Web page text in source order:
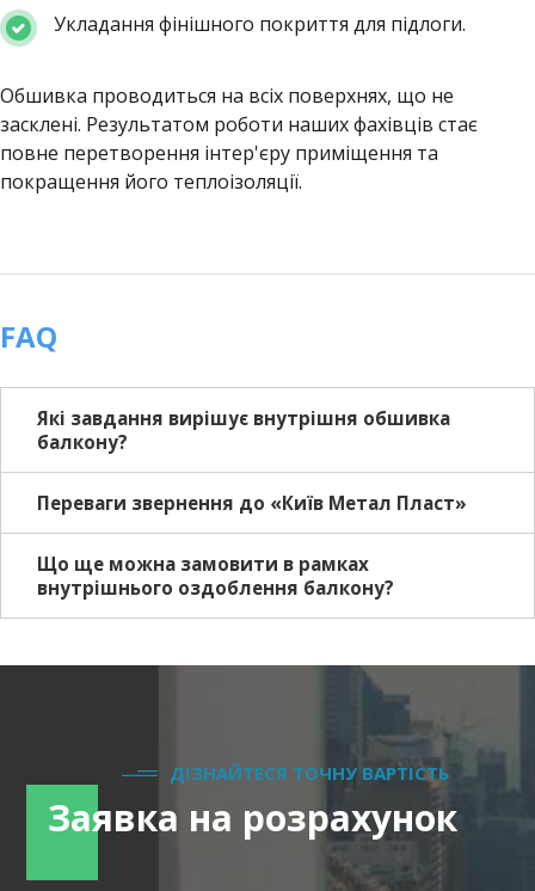
Укладання фінішного покриття для підлоги.
Обшивка проводиться на всіх поверхнях, що не
засклені. Результатом роботи наших фахівців стає
повне перетворення інтер'єру приміщення та
покращення його теплоізоляції.
FAQ
Які завдання вирішує внутрішня обшивка
балкону?
Переваги звернення до «Київ Метал Пласт»
Що ще можна замовити в рамках
внутрішнього оздоблення балкону?
ДІЗНАЙТЕСЯ ТОЧНУ ВАРТІСТЬ
Заявка на розрахунок